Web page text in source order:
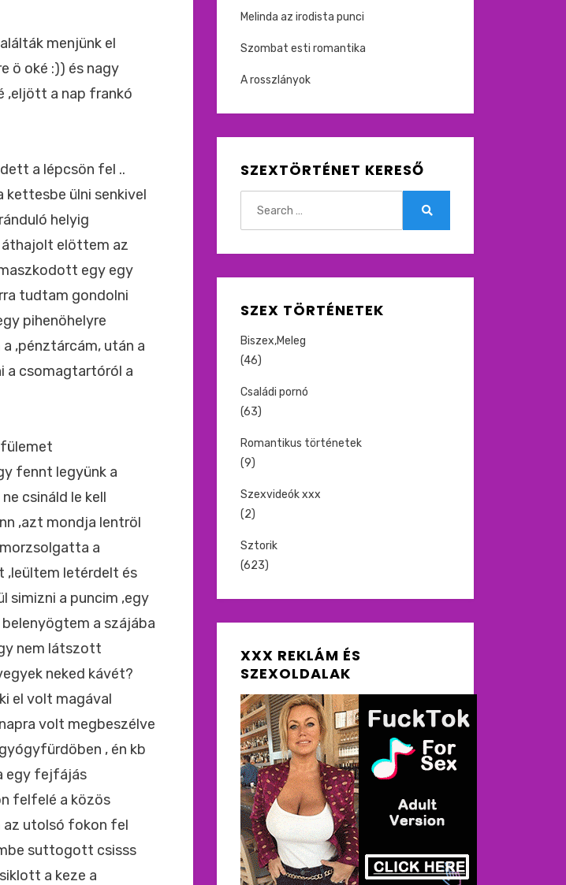
menjünk el
ö oké :)) és nagy
,eljött a nap frankó
a lépcsön fel ..
kettesbe ülni senkivel
helyig
áthajolt elöttem az
egy egy
tudtam gondolni
pihenöhelyre
,pénztárcám, után a
a csomagtartóról a
fennt legyünk a
csináld le kell
,azt mondja lentröl
a
,leültem letérdelt és
simizni a puncim ,egy
a szájába
nem látszott
neked kávét?
el volt magával
volt megbeszélve
, én kb
egy fejfájás
felfelé a közös
az utolsó fokon fel
suttogott csisss
a keze a
Melinda az irodista punci
Szombat esti romantika
A rosszlányok
SZEXTÖRTÉNET KERESŐ
SZEX TÖRTÉNETEK
Biszex,Meleg
(46)
Családi pornó
(63)
Romantikus történetek
(9)
Szexvideók xxx
(2)
Sztorik
(623)
XXX REKLÁM ÉS
SZEXOLDALAK